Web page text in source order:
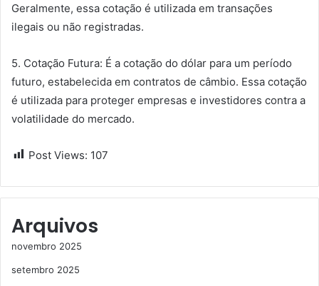
Geralmente, essa cotação é utilizada em transações
ilegais ou não registradas.
5. Cotação Futura: É a cotação do dólar para um período
futuro, estabelecida em contratos de câmbio. Essa cotação
é utilizada para proteger empresas e investidores contra a
volatilidade do mercado.
Post Views: 107
Arquivos
novembro 2025
setembro 2025